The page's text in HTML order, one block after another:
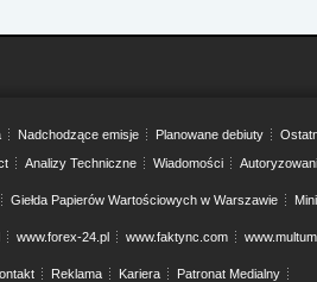
Nadchodzące emisje Planowane debiuty
Analizy Techniczne Wiadomości
Giełda Papierów Wartościowych w Warszawie
www.forex-24.pl www.faktync.com
Reklama Kariera Patronat Medialny